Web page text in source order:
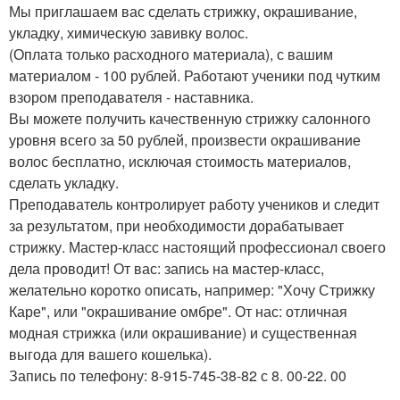
Мы приглашаем вас сделать стрижку, окрашивание,
укладку, химическую завивку волос.
(Оплата только расходного материала), с вашим
материалом - 100 рублей. Работают ученики под чутким
взором преподавателя - наставника.
Вы можете получить качественную стрижку салонного
уровня всего за 50 рублей, произвести окрашивание
волос бесплатно, исключая стоимость материалов,
сделать укладку.
Преподаватель контролирует работу учеников и следит
за результатом, при необходимости дорабатывает
стрижку. Мастер-класс настоящий профессионал своего
дела проводит! От вас: запись на мастер-класс,
желательно коротко описать, например: "Хочу Стрижку
Каре", или "окрашивание омбре". От нас: отличная
модная стрижка (или окрашивание) и существенная
выгода для вашего кошелька).
Запись по телефону: 8-915-745-38-82 с 8. 00-22. 00